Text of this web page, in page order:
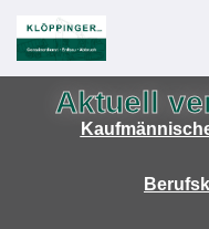
Zum
springen
Aktuell